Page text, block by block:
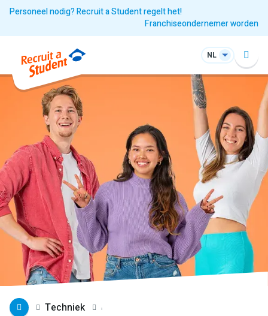
Personeel nodig? Recruit a Student regelt het!
Franchiseondernemer worden
NL
Techniek